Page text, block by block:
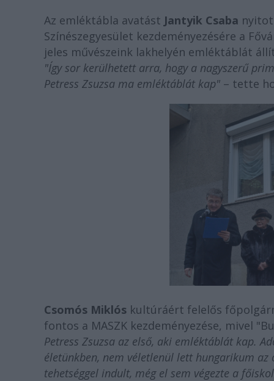
Az emléktábla avatást Jantyik Csaba
Színészegyesület kezdeményezésére a
jeles művészeink lakhelyén emléktáblát
"Így sor kerülhetett arra, hogy a nagyszerű
Petress Zsuzsa ma emléktáblát kap" – tette
Csomós Miklós kultúráért felelős
fontos a MASZK kezdeményezése, mivel
Petress Zsuzsa az első, aki emléktáblát kap.
életünkben, nem véletlenül lett hungarikum az
tehetséggel indult, még el sem végezte a